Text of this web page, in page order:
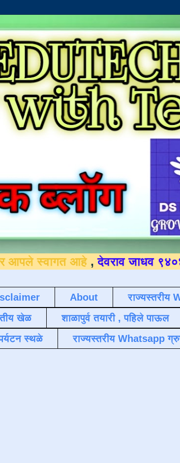
आहे ,देवराव जाधव ९४०४३६४५०९
About
राज्यस्तरीय
खेळ
शाळापुर्व तयारी , पहिले पाऊल
स्थळे राज्यस्तरीय Whatsapp